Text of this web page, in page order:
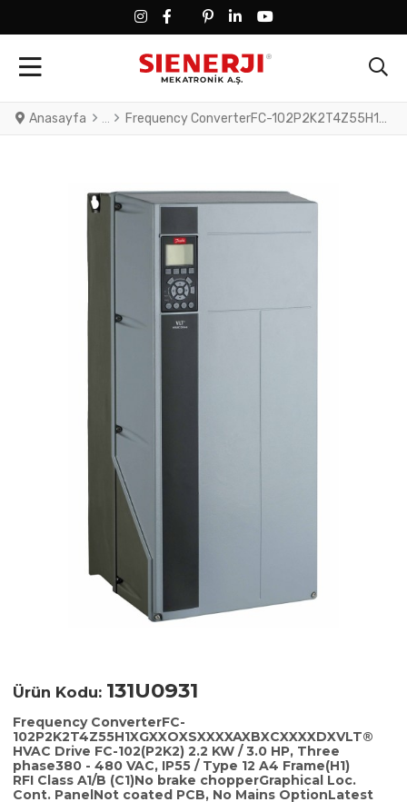
FACEBOOK SOCIAL LINK
FACEBOOK SOCIAL LINK
TWITTER SOCIAL LINK
PINTEREST SOCIAL LINK
LINKEDIN SOCIAL LINK
YOUTUBE SOCIAL LINK
Anasayfa Frequency ConverterFC-102P2K2T4Z55H1XGXXOXSXXXXAXBXCXXXXDXVLT® HVAC Drive FC-102(P2K2) 2.2 KW / 3.0 HP, Three phase380 - 480 VAC, IP55 / Type 12 A4 Frame(H1) RFI Class A1/B (C1)No brake chopperGraphical Loc. Cont. PanelNot coated PCB, No Mains OptionLatest release std. SW.Frame: A4No C1 option, No D
Ürün Kodu: 131U0931
Frequency ConverterFC-
102P2K2T4Z55H1XGXXOXSXXXXAXBXCXXXXDXVLT®
HVAC Drive FC-102(P2K2) 2.2 KW / 3.0 HP, Three
phase380 - 480 VAC, IP55 / Type 12 A4 Frame(H1)
RFI Class A1/B (C1)No brake chopperGraphical Loc.
Cont. PanelNot coated PCB, No Mains OptionLatest